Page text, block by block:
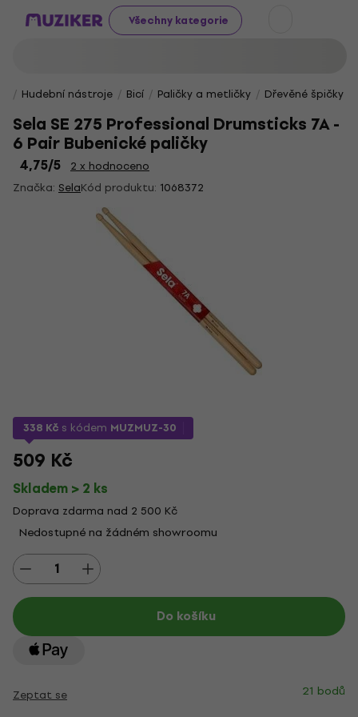
Všechny kategorie
Hudební nástroje Bicí Paličky a metličky Dřevěné špičky
Sela SE 275 Professional Drumsticks 7A -
6 Pair Bubenické paličky
4,75/5
2 x hodnoceno
Značka: SelaKód produktu: 1068372
338 Kč s kódem MUZMUZ-30
509 Kč
Skladem > 2 ks
Doprava zdarma nad 2 500 Kč
Nedostupné na žádném showroomu
Do košíku
Zeptat se 21 bodů